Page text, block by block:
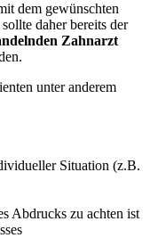
dem gewünschten
daher bereits der
Zahnarzt
unter anderem
Situation (z.B.
Abdrucks zu achten ist